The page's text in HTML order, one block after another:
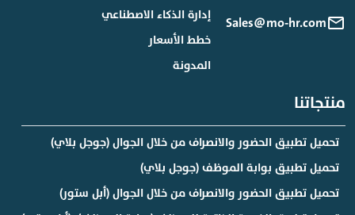
Sales@mo-hr.com
إدارة الذكاء الاصطناعي
خطط الأسعار
المدونة
منتجاتنا
تحميل تطبيق الحضور والانصراف من خلال الجوال (جوجل بلاي)
تحميل تطبيق بوابة الموظف (جوجل بلاي)
تحميل تطبيق الحضور والانصراف من خلال الجوال (أبل ستور)